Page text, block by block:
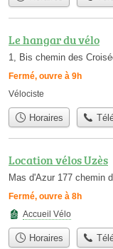
Le hangar du vélo
1, Bis chemin des
Fermé, ouvre à 9h
Vélociste
Horaires
Location vélos Uzès
Mas d'Azur 177 chemin
Fermé, ouvre à 8h
Accueil Vélo
Horaires